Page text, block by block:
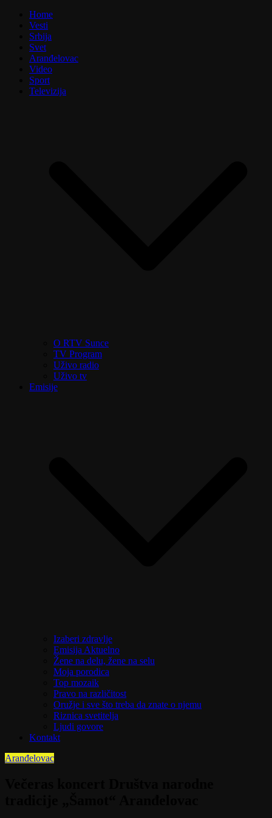
Home
Vesti
Srbija
Svet
Aranđelovac
Video
Sport
Televizija
O RTV Sunce
TV Program
Uživo radio
Uživo tv
Emisije
Izaberi zdravlje
Emisija Aktuelno
Žene na delu, žene na selu
Moja porodica
Top mozaik
Pravo na različitost
Oružje i sve što treba da znate o njemu
Riznica svetitelja
Ljudi govore
Kontakt
Aranđelovac